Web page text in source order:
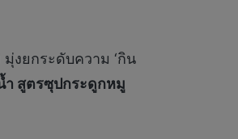
งยกระดับความ ‘กิน
ำ สูตรซุปกระดูกหมู